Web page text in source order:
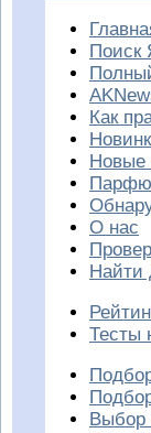
Поиск
Как
Новые
О нас
Найти
Тесты
Выбор